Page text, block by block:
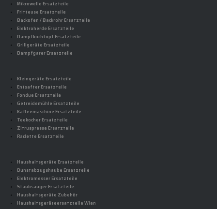
Mikrowelle Ersatzteile
Fritteuse Ersatzteile
Backofen / Backrohr Ersatzteile
Elektroherde Ersatzteile
Dampfkochtopf Ersatzteile
Grillgeräte Ersatzteile
Dampfgarer Ersatzteile
Kleingeräte Ersatzteile
Entsafter Ersatzteile
Fondue Ersatzteile
Getreidemühle Ersatzteile
Kaffeemaschine Ersatzteile
Teekocher Ersatzteile
Zitruspresse Ersatzteile
Raclette Ersatzteile
Haushaltsgeräte Ersatzteile
Dunstabzugshaube Ersatzteile
Elektromesser Ersatzteile
Staubsauger Ersatzteile
Haushaltsgeräte Zubehör
Haushaltsgeräteersatzteile Wien